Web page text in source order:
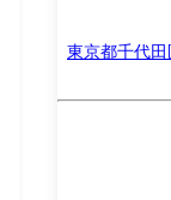
東京都千代